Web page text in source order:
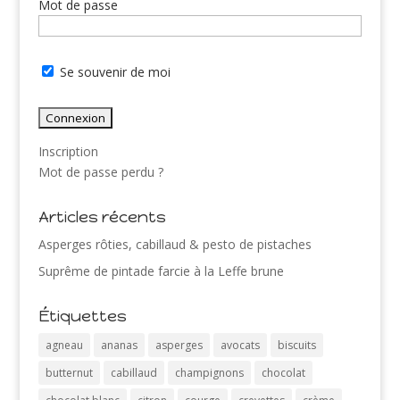
Mot de passe
Se souvenir de moi
Inscription
Mot de passe perdu ?
Articles récents
Asperges rôties, cabillaud & pesto de pistaches
Suprême de pintade farcie à la Leffe brune
Étiquettes
agneau ananas asperges avocats
biscuits
butternut
cabillaud champignons
chocolat